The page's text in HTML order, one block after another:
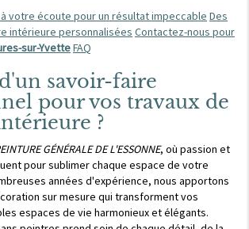
votre écoute pour un résultat impeccable Des
intérieure personnalisées Contactez-nous pour
sur-YvetteFAQ
savoir-faire
pour vos travaux de
?
GÉNÉRALE DE L'ESSONNE, où passion et
pour sublimer chaque espace de votre
années d'expérience, nous apportons
sur mesure qui transforment vos
espaces de vie harmonieux et élégants.